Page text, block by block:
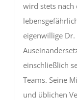
wird stets nach
eigenwillige
einschließlich
Teams. Seine
und üblichen